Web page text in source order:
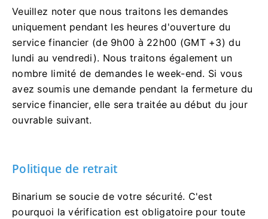
Veuillez noter que nous traitons les demandes
uniquement pendant les heures d'ouverture du
service financier (de 9h00 à 22h00 (GMT +3) du
lundi au vendredi). Nous traitons également un
nombre limité de demandes le week-end. Si vous
avez soumis une demande pendant la fermeture du
service financier, elle sera traitée au début du jour
ouvrable suivant.
Politique de retrait
Binarium se soucie de votre sécurité. C'est
pourquoi la vérification est obligatoire pour toute